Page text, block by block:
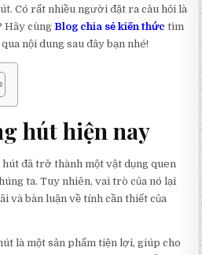
Có rất nhiều người đặt ra câu hỏi là
Hãy cùng Blog chia sẻ kiến thức tìm
nội dung sau đây bạn nhé!
hút hiện nay
đã trở thành một vật dụng quen
ta. Tuy nhiên, vai trò của nó lại
và bàn luận về tính cần thiết của
là một sản phẩm tiện lợi, giúp cho